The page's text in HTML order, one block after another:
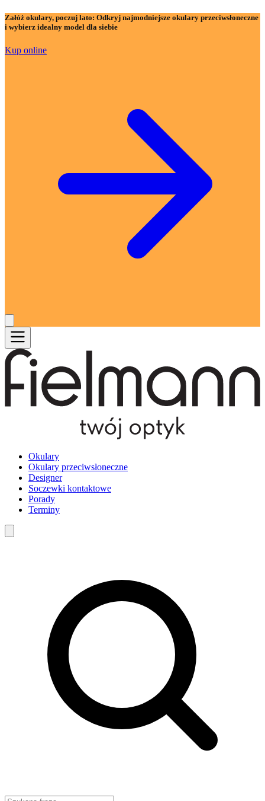
Załóż okulary, poczuj lato: Odkryj najmodniejsze okulary przeciwsłoneczne
i wybierz idealny model dla siebie
Kup online
Okulary
Okulary przeciwsłoneczne
Designer
Soczewki kontaktowe
Porady
Terminy